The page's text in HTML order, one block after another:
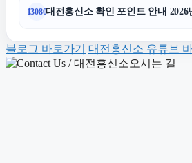
13080대전흥신소 확인 포인트 안내 2026
블로그 바로가기 대전흥신소 유튜브